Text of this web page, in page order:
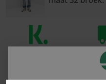
Voor
is